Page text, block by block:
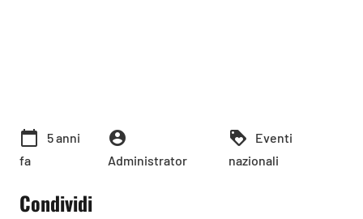
calendar_today
5 anni
fa
account_circle
Administrator
loyalty
Eventi
nazionali
Condividi